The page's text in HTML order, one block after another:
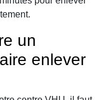
un
enlever